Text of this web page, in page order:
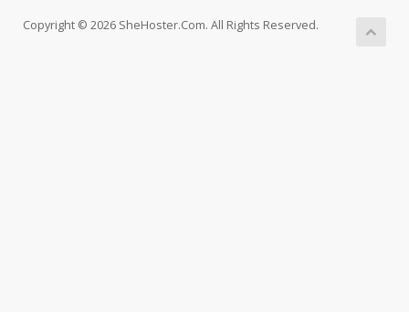
Copyright © 2026 SheHoster.Com. All Rights Reserved.